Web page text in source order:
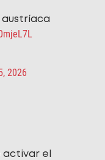
austríaca
2026
activar el